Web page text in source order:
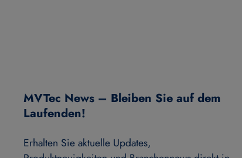
MVTec News – Bleiben Sie auf dem
Laufenden!
Erhalten Sie aktuelle Updates,